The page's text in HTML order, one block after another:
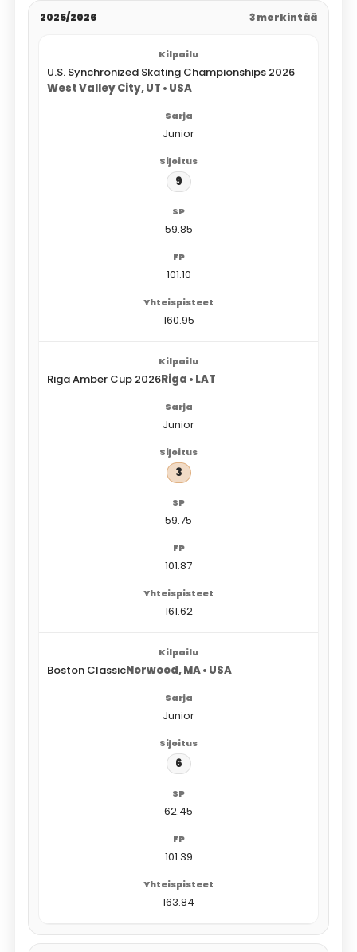
2025/2026 3 merkintää
U.S. Synchronized Skating Championships 2026
West Valley City, UT • USA
Junior
9
59.85
101.10
160.95
Riga Amber Cup 2026Riga • LAT
Junior
3
59.75
101.87
161.62
Boston ClassicNorwood, MA • USA
Junior
6
62.45
101.39
163.84